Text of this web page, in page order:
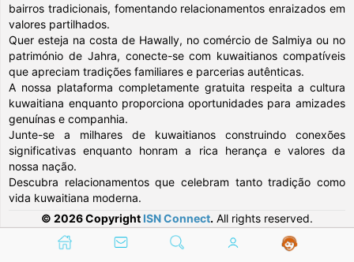
bairros tradicionais, fomentando relacionamentos enraizados em
valores partilhados.
Quer esteja na costa de Hawally, no comércio de Salmiya ou no
património de Jahra, conecte-se com kuwaitianos compatíveis
que apreciam tradições familiares e parcerias autênticas.
A nossa plataforma completamente gratuita respeita a cultura
kuwaitiana enquanto proporciona oportunidades para amizades
genuínas e companhia.
Junte-se a milhares de kuwaitianos construindo conexões
significativas enquanto honram a rica herança e valores da
nossa nação.
Descubra relacionamentos que celebram tanto tradição como
vida kuwaitiana moderna.
© 2026 Copyright ISN Connect. All rights reserved.